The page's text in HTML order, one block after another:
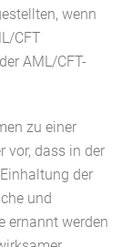
wenn
CFT
AML/CFT-
zu einer
vor, dass in der
der
und
ernannt werden